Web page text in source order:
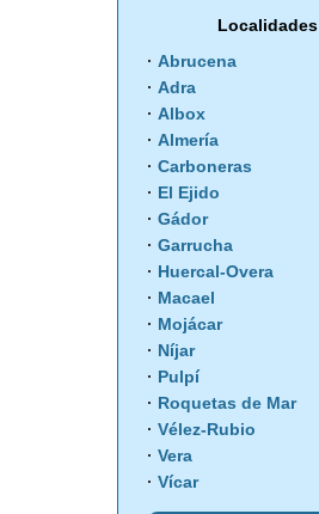
Localidades
Abrucena
Adra
Albox
Almería
Carboneras
El Ejido
Gádor
Garrucha
Huercal-Overa
Macael
Mojácar
Níjar
Pulpí
Roquetas de Mar
Vélez-Rubio
Vera
Vícar